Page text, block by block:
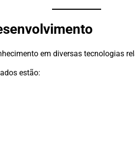
em diversas tecnologias
estão: